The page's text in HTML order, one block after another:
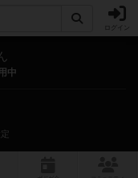
ログイン
中